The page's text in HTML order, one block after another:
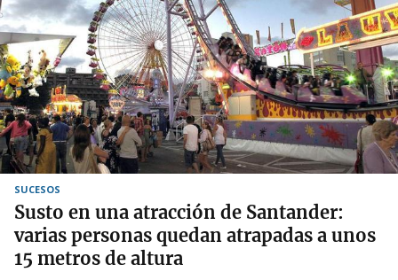
SUCESOS
Susto en una atracción de Santander:
varias personas quedan atrapadas a unos
15 metros de altura